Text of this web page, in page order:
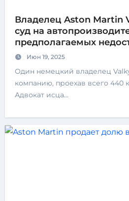
Владелец Aston Martin
суд на
предполагаемых
гиперкара
Июн 19, 2025
Один немецкий владелец Valkyrie подает в суд на
компанию, проехав всего 440
Адвокат исца…